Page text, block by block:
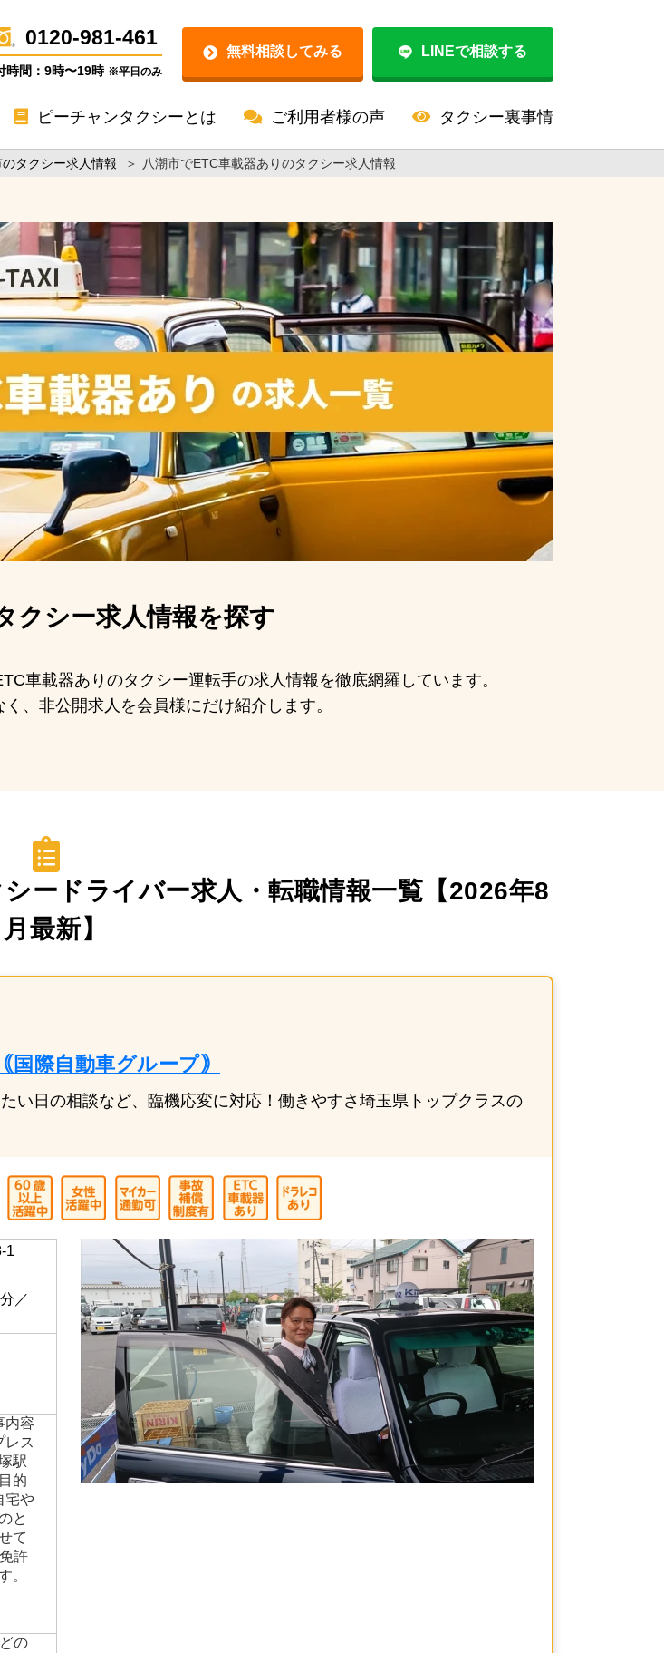
0120-981-461
時間：9時〜19時 ※平日のみ
無料相談してみる LINEで相談する
ピーチャンタクシーとは ご利用者様の声 タクシー裏事情
のタクシー求人情報 ＞ 八潮市でETC車載器ありのタクシー求人情報
クシー求人情報を探す
車載器ありのタクシー運転手の求人情報を徹底網羅しています。
、非公開求人を会員様にだけ紹介します。
ードライバー求人・転職情報一覧【2026年8
月最新】
国際自動車グループ｠
い日の相談など、臨機応変に対応！働きやすさ埼玉県トップクラスの
1
／
内容
レス
駅
的
宅や
と
て
許
。
の